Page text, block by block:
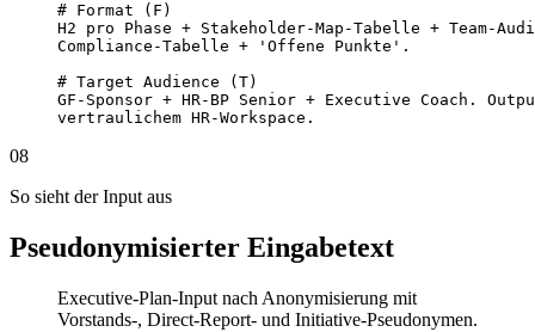
# Format (F)
H2 pro Phase + Stakeholder-Map-Tabelle + Team-
Compliance-Tabelle + 'Offene Punkte'.
# Target Audience (T)
GF-Sponsor + HR-BP Senior + Executive Coach.
vertraulichem HR-Workspace.
08
So sieht der Input aus
Pseudonymisierter Eingabetext
Executive-Plan-Input nach Anonymisierung mit
Vorstands-, Direct-Report- und Initiative-Pseudonymen.